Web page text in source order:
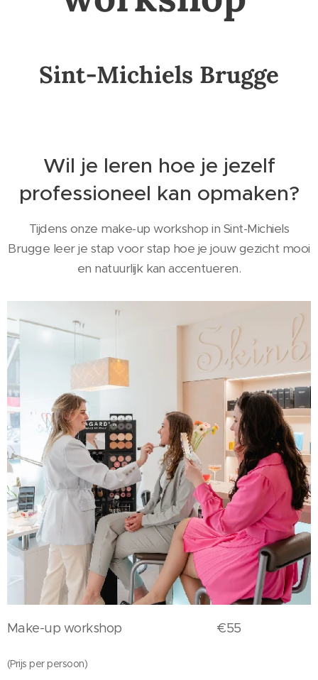
Sint-Michiels Brugge
Wil je leren hoe je jezelf
professioneel kan opmaken?
Tijdens onze make-up workshop in Sint-Michiels
Brugge leer je stap voor stap hoe je jouw gezicht mooi
en natuurlijk kan accentueren.
Make-up workshop €55
(Prijs per persoon)